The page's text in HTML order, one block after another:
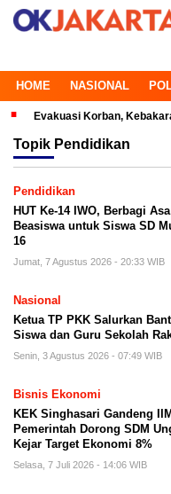
HOME NASIONAL
Korban, Kebakaran
Topik Pendidikan
Pendidikan
HUT Ke-14 IWO, Berbagi
Beasiswa untuk Siswa SD
16
Jumat, 7 Agustus 2026 - 20:33 WIB
Nasional
Ketua TP PKK Salurkan
Siswa dan Guru Sekolah
Senin, 3 Agustus 2026 - 07:49 WIB
Bisnis Ekonomi
KEK Singhasari Gandeng
Pemerintah Dorong SDM
Kejar Target Ekonomi 8%
Selasa, 7 Juli 2026 - 14:06 WIB